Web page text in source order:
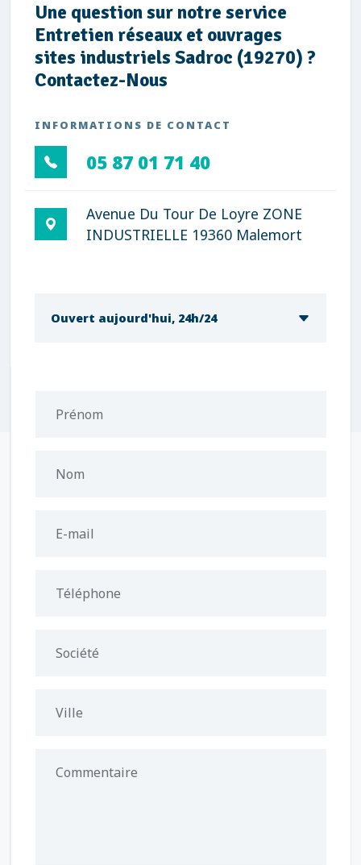
Une question sur notre service
Entretien réseaux et ouvrages
sites industriels Sadroc (19270) ?
Contactez-Nous
INFORMATIONS DE CONTACT
05 87 01 71 40
Avenue Du Tour De Loyre ZONE
INDUSTRIELLE 19360 Malemort
Ouvert aujourd'hui, 24h/24
Prénom
Nom
E-mail
Téléphone
Société
Ville
Commentaire